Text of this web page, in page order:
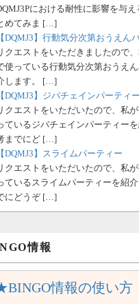
における耐性に影響を与え
めてみま […]
【DQMJ3】行動気分次第おうえん
クエストをいただきましたので
使っている行動気分次第おうえ
します。 […]
【DQMJ3】ジバチェインパーティー
クエストをいただいたので、私
ているジバチェインパーティー
までにど […]
【DQMJ3】スライムパーティー
クエストをいただいたので、私
ているスライムパーティーを紹
にどうぞ […]
情報
情報の使い方